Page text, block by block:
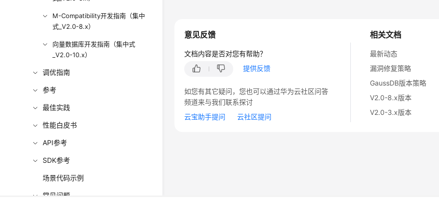
M-Compatibility开发指南（集中
式_V2.0-8.x）
向量数据库开发指南（集中式
_V2.0-10.x）
调优指南
参考
最佳实践
性能白皮书
API参考
SDK参考
场景代码示例
常见问题
相关文档
最新动态
漏洞修复策略
GaussDB版本策略
V2.0-8.x版本
V2.0-3.x版本
意见反馈
文档内容是否对您有帮助？
提供反馈
如您有其它疑问，您也可以通过华为云社区问答
频道来与我们联系探讨
云宝助手提问
云社区提问